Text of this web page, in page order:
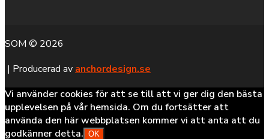
SOM © 2026
| Producerad av anchordesign.se
Vi använder cookies för att se till att vi ger dig den bästa
upplevelsen på vår hemsida. Om du fortsätter att
använda den här webbplatsen kommer vi att anta att du
godkänner detta. OK